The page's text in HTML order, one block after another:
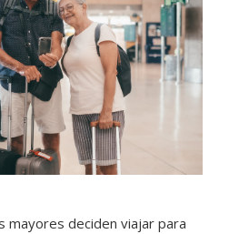
mayores deciden viajar para